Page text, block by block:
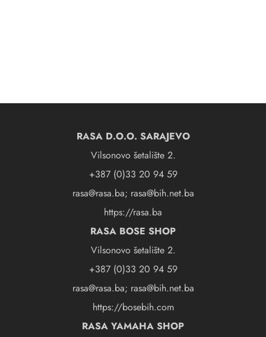
RASA D.O.O. SARAJEVO
Vilsonovo šetalište 2.
+387 (0)33 20 94 59
rasa@rasa.ba; rasa@bih.net.ba
https://rasa.ba
RASA BOSE SHOP
Vilsonovo šetalište 2.
+387 (0)33 20 94 59
rasa@rasa.ba; rasa@bih.net.ba
https://bosebih.com
RASA YAMAHA SHOP